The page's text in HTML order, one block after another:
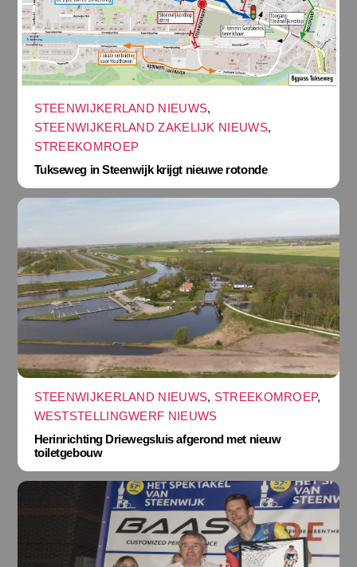
STEENWIJKERLAND NIEUWS,
STEENWIJKERLAND ZAKELIJK NIEUWS,
STREEKOMROEP
Tukseweg in Steenwijk krijgt nieuwe rotonde
STEENWIJKERLAND NIEUWS, STREEKOMROEP,
WESTSTELLINGWERF NIEUWS
Herinrichting Driewegsluis afgerond met nieuw
toiletgebouw